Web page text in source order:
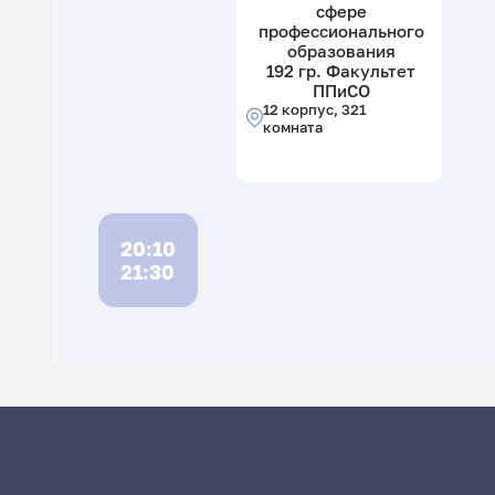
сфере
профессионального
образования
192 гр. Факультет
ППиСО
12 корпус, 321
комната
20:10
21:30